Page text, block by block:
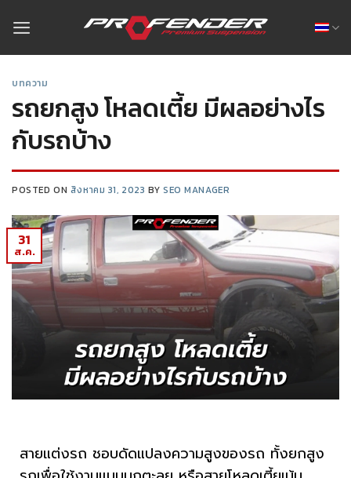
บทความ
รถยกสูง โหลดเตี้ย มีผลอย่างไร
กับรถบ้าง
POSTED ON สิงหาคม 31, 2023 BY SEO MANAGER
31
ส.ค.
สายแต่งรถ ชอบดัดแปลงความสูงของรถ ทั้งยกสูง